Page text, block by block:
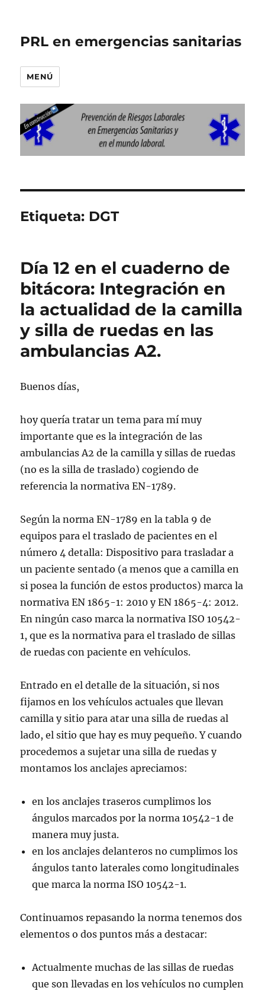
PRL en emergencias sanitarias
MENÚ
Etiqueta: DGT
Día 12 en el cuaderno de
bitácora: Integración en
la actualidad de la camilla
y silla de ruedas en las
ambulancias A2.
Buenos días,
hoy quería tratar un tema para mí muy
importante que es la integración de las
ambulancias A2 de la camilla y sillas de ruedas
(no es la silla de traslado) cogiendo de
referencia la normativa EN-1789.
Según la norma EN-1789 en la tabla 9 de
equipos para el traslado de pacientes en el
número 4 detalla: Dispositivo para trasladar a
un paciente sentado (a menos que a camilla en
si posea la función de estos productos) marca la
normativa EN 1865-1: 2010 y EN 1865-4: 2012.
En ningún caso marca la normativa ISO 10542-
1, que es la normativa para el traslado de sillas
de ruedas con paciente en vehículos.
Entrado en el detalle de la situación, si nos
fijamos en los vehículos actuales que llevan
camilla y sitio para atar una silla de ruedas al
lado, el sitio que hay es muy pequeño. Y cuando
procedemos a sujetar una silla de ruedas y
montamos los anclajes apreciamos:
en los anclajes traseros cumplimos los
ángulos marcados por la norma 10542-1 de
manera muy justa.
en los anclajes delanteros no cumplimos los
ángulos tanto laterales como longitudinales
que marca la norma ISO 10542-1.
Continuamos repasando la norma tenemos dos
elementos o dos puntos más a destacar:
Actualmente muchas de las sillas de ruedas
que son llevadas en los vehículos no cumplen